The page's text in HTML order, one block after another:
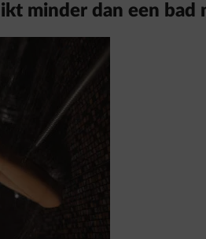
minder dan een bad